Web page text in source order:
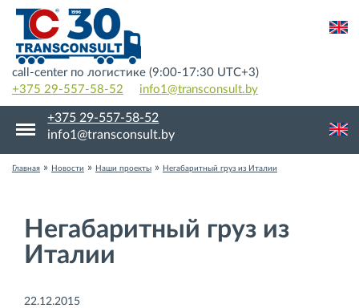
call-center по логистике (9:00-17:30 UTC+3)
+375 29-557-58-52
info1@transconsult.by
+375 29-557-58-52
info1@transconsult.by
Главная » Новости » Наши проекты » Негабаритный груз из Италии
Негабаритный груз из
Италии
22.12.2015